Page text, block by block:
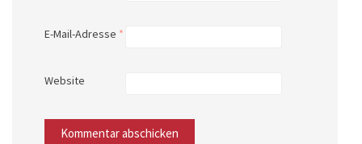
E-Mail-Adresse *
Website